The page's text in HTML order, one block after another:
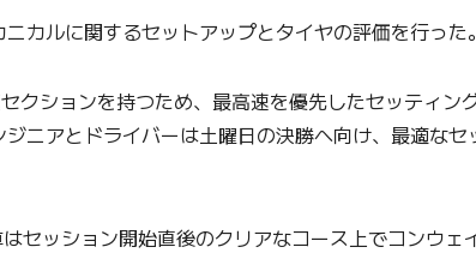
ルに関するセットアップとタイヤの評価を行った。
ションを持つため、最高速を優先したセッティン
ニアとドライバーは土曜日の決勝へ向け、最適なセ
ッション開始直後のクリアなコース上でコンウェ